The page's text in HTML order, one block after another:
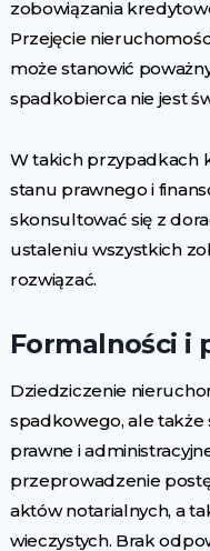
zobowiązania
Przejęcie
może stanowić
spadkobierca nie jest
W takich przypadkach
stanu prawnego i
skonsultować się z
ustaleniu wszystkich
rozwiązać.
Formalności i
Dziedziczenie
spadkowego, ale
prawne i
przeprowadzenie
aktów notarialnych, a
wieczystych. Brak